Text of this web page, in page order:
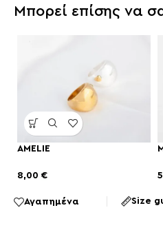
Μπορεί επίσης να
AMELIE
8,00 €
Αγαπημένα Size